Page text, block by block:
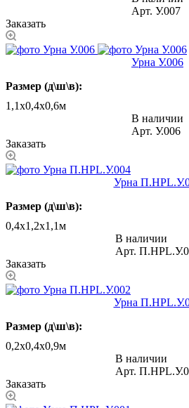
Арт. У.007
Заказать
Урна У.006
Размер (д\ш\в):
1,1х0,4х0,6м
В наличии
Арт. У.006
Заказать
Урна
Размер (д\ш\в):
0,4x1,2x1,1м
В наличии
Арт.
Заказать
Урна
Размер (д\ш\в):
0,2x0,4x0,9м
В наличии
Арт.
Заказать